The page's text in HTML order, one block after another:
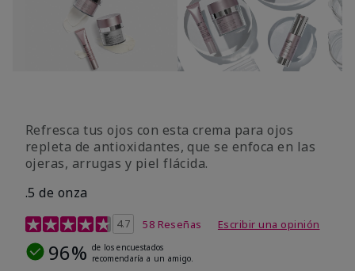
Refresca tus ojos con esta crema para ojos
repleta de antioxidantes, que se enfoca en las
ojeras, arrugas y piel flácida.
.5 de onza
Calificación de clientes de 4,4 de 5
4.7 58 Reseñas Escribir una opinión
96% de los encuestados
recomendaría a un amigo.